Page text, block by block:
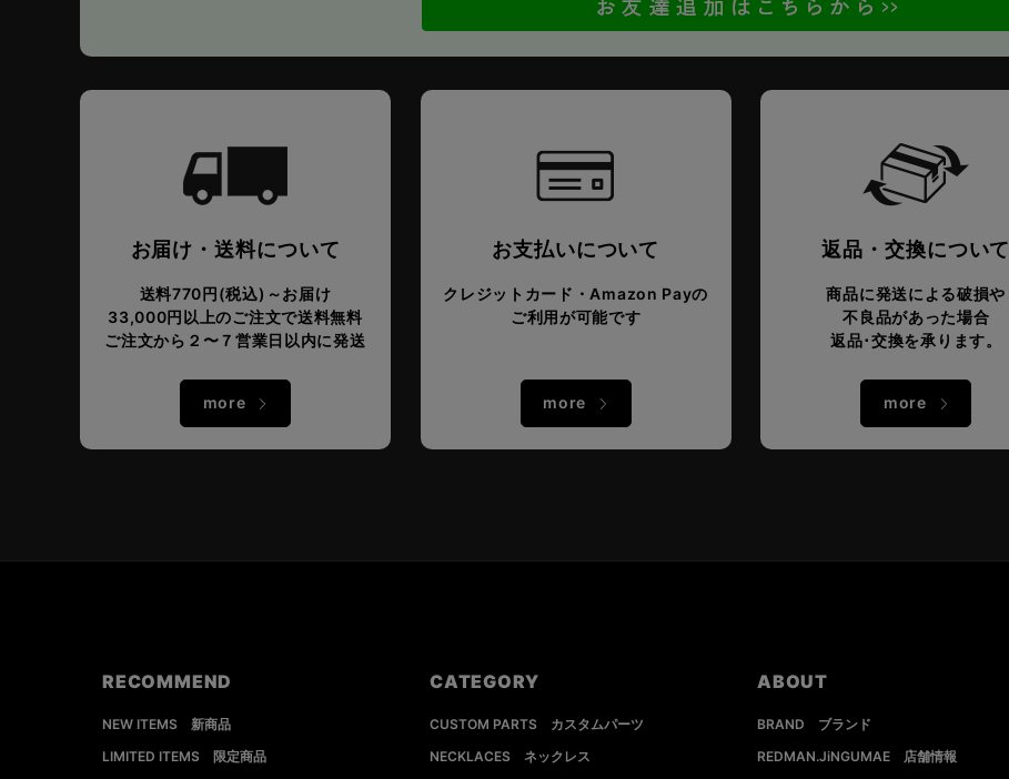
お届け・送料について
送料770円(税込)～お届け
33,000円以上のご注文で送料無料
ご注文から２〜７営業日以内に発送
more
お支払いについて
クレジットカード・Amazon Payの
ご利用が可能です
more
返品・交換について
商品に発送による破損や
不良品があった場合
返品･交換を承ります。
more
RECOMMEND
NEW ITEMS 新商品
LIMITED ITEMS 限定商品
CATEGORY
CUSTOM PARTS カスタムパーツ
NECKLACES ネックレス
ABOUT
BRAND ブランド
REDMAN.JiNGUMAE 店舗情報